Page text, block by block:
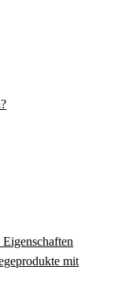
mit